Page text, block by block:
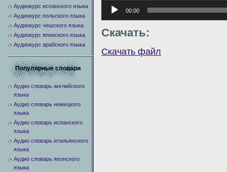
Аудиоплеер
00:00
Скачать:
Скачать файл
Аудиокурс испанского языка
Аудиокурс польского языка
Аудиокурс чешского языка
Аудиокурс японского языка
Аудиокурс арабского языка
Популярные словари
Аудио словарь английского
языка
Аудио словарь немецкого
языка
Аудио словарь испанского
языка
Аудио словарь итальянского
языка
Аудио словарь японского
языка